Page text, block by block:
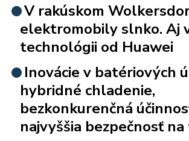
V rakúskom
elektromobily slnko. Aj
technológii od Huawei
Inovácie v batériových
hybridné chladenie,
bezkonkurenčná
najvyššia bezpečnosť